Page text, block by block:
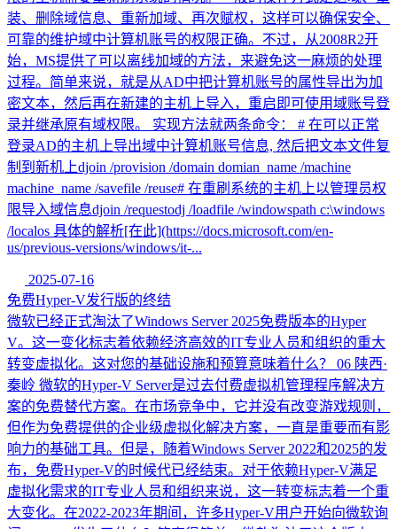
装、删除域信息、重新加域、再次赋权，这样可以确保安全、
可靠的维护域中计算机账号的权限正确。不过，从2008R2开
始，MS提供了可以离线加域的方法，来避免这一麻烦的处理
过程。简单来说，就是从AD中把计算机账号的属性导出为加
密文本，然后再在新建的主机上导入，重启即可使用域账号登
录并继承原有域权限。 实现方法就两条命令： # 在可以正常
登录AD的主机上导出域中计算机账号信息, 然后把文本文件复
制到新机上djoin /provision /domain domian_name /machine
machine_name /savefile /reuse# 在重刷系统的主机上以管理员权
限导入域信息djoin /requestodj /loadfile /windowspath c:\windows
/localos 具体的解析[在此](https://docs.microsoft.com/en-
us/previous-versions/windows/it-...
2025-07-16
免费Hyper-V发行版的终结
微软已经正式淘汰了Windows Server 2025免费版本的Hyper
V。这一变化标志着依赖经济高效的IT专业人员和组织的重大
转变虚拟化。这对您的基础设施和预算意味着什么？ 06 陕西·
秦岭 微软的Hyper-V Server是过去付费虚拟机管理程序解决方
案的免费替代方案。在市场竞争中，它并没有改变游戏规则，
但作为免费提供的企业级虚拟化解决方案，一直是重要而有影
响力的基础工具。但是，随着Windows Server 2022和2025的发
布，免费Hyper-V的时候代已经结束。对于依赖Hyper-V满足
虚拟化需求的IT专业人员和组织来说，这一转变标志着一个重
大变化。在2022-2023年期间，许多Hyper-V用户开始向微软询